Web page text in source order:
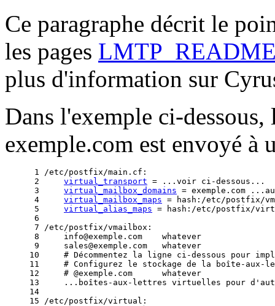
Ce paragraphe décrit le
les pages
plus d'information sur
Dans l'exemple ci-
exemple.com est envoyé à
1 /etc/postfix/main.cf:
2 virtual_transport = ...voir ci-dessous...
3 virtual_mailbox_domains = exemple.com
4 virtual_mailbox_maps = hash:/etc/postfix/
5 virtual_alias_maps = hash:/etc/postfix/
6
7 /etc/postfix/vmailbox:
8     info@exemple.com    whatever
9     sales@exemple.com   whatever
10     # Décommentez la ligne ci-dessous pour
11     # Configurez le stockage de la boîte-aux-
12     # @exemple.com      whatever
13     ...boîtes-aux-lettres virtuelles pour
14
15 /etc/postfix/virtual: